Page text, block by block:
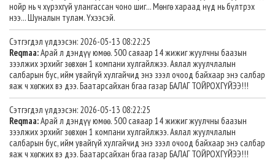
нойр нь ч хүрэхгүй улангассан чоно шиг... Мөнгө хараад нүд нь бүлтрэх
нээ... Шуналын тулам. Үхээсэй.
Сэтгэгдэл үлдээсэн: 2026-05-13 08:22:25
Reqmaa:Арай л дэндүү юмөө. 500 саяаар 14 жижиг жуулчны баазын
зээлжих эрхийг зөвхөн 1 компани хулгайлжээ. Аялал жуулчлалын
салбарын бус, ийм увайгүй хулгайчид энэ зээл очоод байхаар энэ салбар
яаж ч хөгжих вэ дээ. Баатарсайхан бгаа газар БАЛАГ ТОЙРОХГҮЙЭЭ!!!
Сэтгэгдэл үлдээсэн: 2026-05-13 08:22:25
Reqmaa:Арай л дэндүү юмөө. 500 саяаар 14 жижиг жуулчны баазын
зээлжих эрхийг зөвхөн 1 компани хулгайлжээ. Аялал жуулчлалын
салбарын бус, ийм увайгүй хулгайчид энэ зээл очоод байхаар энэ салбар
яаж ч хөгжих вэ дээ. Баатарсайхан бгаа газар БАЛАГ ТОЙРОХГҮЙЭЭ!!!